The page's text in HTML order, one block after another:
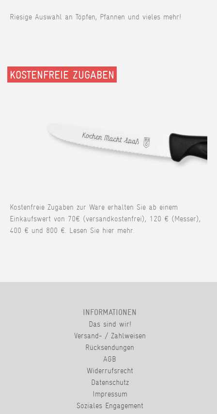
Riesige Auswahl an Töpfen, Pfannen und vieles mehr!
KOSTENFREIE ZUGABEN
Kostenfreie Zugaben zur Ware erhalten Sie ab einem
Einkaufswert von 70€ (versandkostenfrei), 120 € (Messer),
400 € und 800 €. Lesen Sie hier mehr.
INFORMATIONEN
Das sind wir!
Versand- / Zahlweisen
Rücksendungen
AGB
Widerrufsrecht
Datenschutz
Impressum
Soziales Engagement